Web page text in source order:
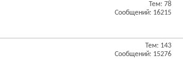
Тем: 78
Сообщений: 16215
Тем: 143
Сообщений: 15276